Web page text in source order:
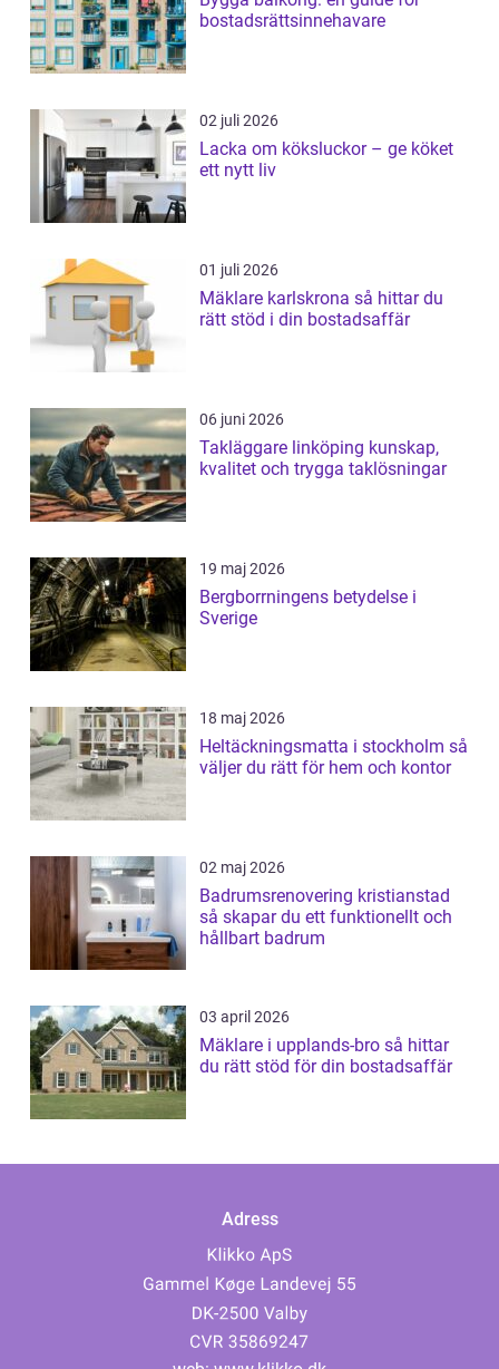
bostadsrättsinnehavare
02 juli 2026
Lacka om köksluckor – ge köket
ett nytt liv
01 juli 2026
Mäklare karlskrona så hittar du
rätt stöd i din bostadsaffär
06 juni 2026
Takläggare linköping kunskap,
kvalitet och trygga taklösningar
19 maj 2026
Bergborrningens betydelse i
Sverige
18 maj 2026
Heltäckningsmatta i stockholm så
väljer du rätt för hem och kontor
02 maj 2026
Badrumsrenovering kristianstad
så skapar du ett funktionellt och
hållbart badrum
03 april 2026
Mäklare i upplands-bro så hittar
du rätt stöd för din bostadsaffär
Adress